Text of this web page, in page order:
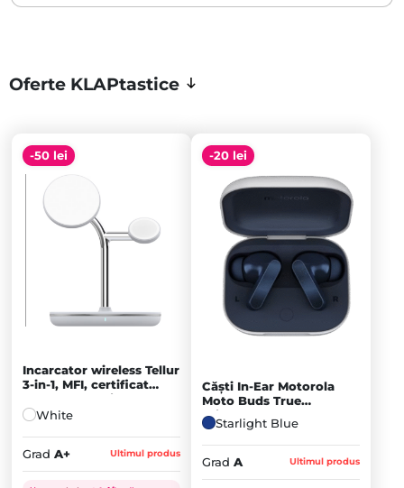
Oferte KLAPtastice
-50 lei
Incarcator wireless Tellur
3-in-1, MFI, certificat
MagSafe 15W, iPhone,
Apple Watch, AirPods,
White
Grad A+ Ultimul produs
-20 lei
Căști In-Ear Motorola
Moto Buds True
Wireless, Bluetooth,
Dolby Atmos, ANC,
Starlight Blue - A
Starlight Blue
Grad A Ultimul produs
Prețul